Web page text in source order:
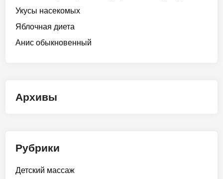
Укусы насекомых
Яблочная диета
Анис обыкновенный
Архивы
Рубрики
Детский массаж